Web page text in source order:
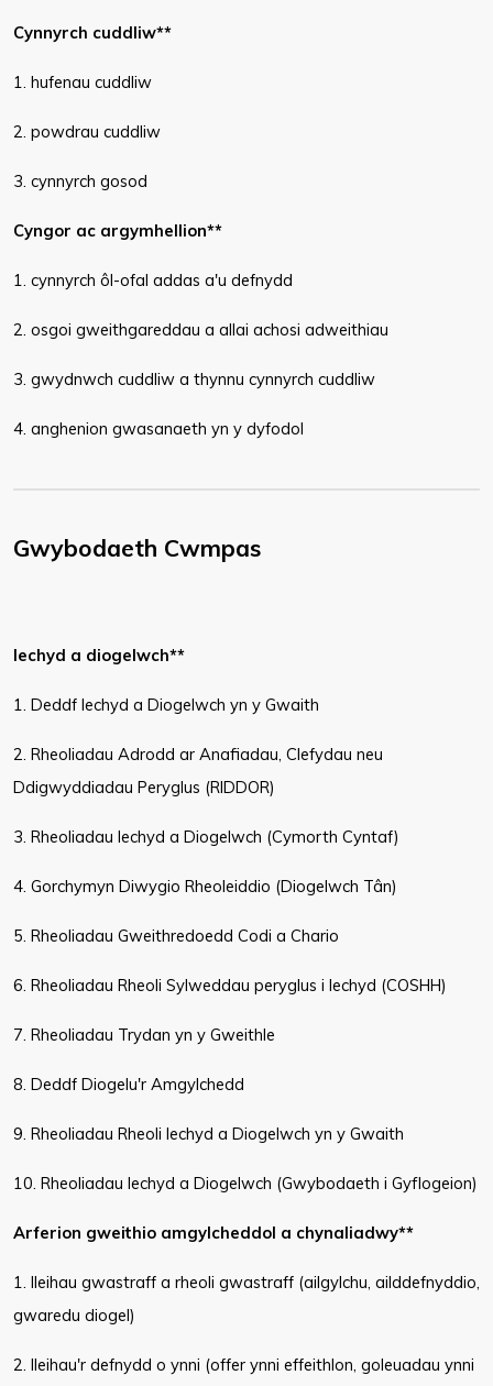
Cynnyrch cuddliw**
1. hufenau cuddliw
2. powdrau cuddliw
3. cynnyrch gosod
Cyngor ac argymhellion**
1. cynnyrch ôl-ofal addas a'u defnydd
2. osgoi gweithgareddau a allai achosi adweithiau
3. gwydnwch cuddliw a thynnu cynnyrch cuddliw
4. anghenion gwasanaeth yn y dyfodol​
Gwybodaeth Cwmpas
Iechyd a diogelwch**
1. Deddf Iechyd a Diogelwch yn y Gwaith
2. Rheoliadau Adrodd ar Anafiadau, Clefydau neu
Ddigwyddiadau Peryglus (RIDDOR)
3. Rheoliadau Iechyd a Diogelwch (Cymorth Cyntaf)
4. Gorchymyn Diwygio Rheoleiddio (Diogelwch Tân)
5. Rheoliadau Gweithredoedd Codi a Chario
6. Rheoliadau Rheoli Sylweddau peryglus i Iechyd (COSHH)
7. Rheoliadau Trydan yn y Gweithle
8. Deddf Diogelu'r Amgylchedd
9. Rheoliadau Rheoli Iechyd a Diogelwch yn y Gwaith
10. Rheoliadau Iechyd a Diogelwch (Gwybodaeth i Gyflogeion)
Arferion gweithio amgylcheddol a chynaliadwy**
1. lleihau gwastraff a rheoli gwastraff (ailgylchu, ailddefnyddio,
gwaredu diogel)
2. lleihau'r defnydd o ynni (offer ynni effeithlon, goleuadau ynni